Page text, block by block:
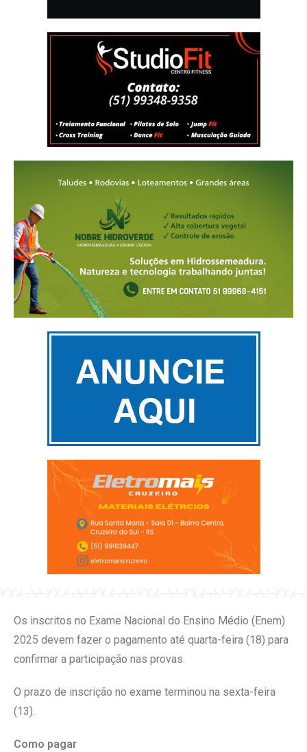
Os inscritos no Exame Nacional do Ensino Médio (Enem)
2025 devem fazer o pagamento até quarta-feira (18) para
confirmar a participação nas provas.
O prazo de inscrição no exame terminou na sexta-feira
(13).
Como pagar